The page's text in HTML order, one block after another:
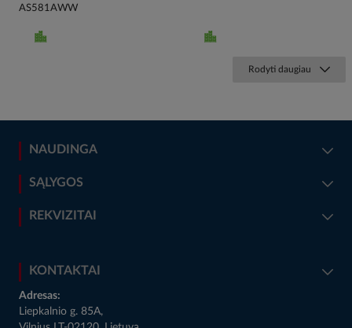
AS581AWW
Rodyti daugiau
NAUDINGA
SĄLYGOS
REKVIZITAI
KONTAKTAI
Adresas:
Liepkalnio g. 85A,